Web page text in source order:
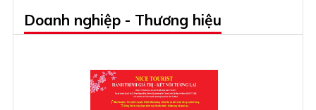
Doanh nghiệp - Thương hiệu